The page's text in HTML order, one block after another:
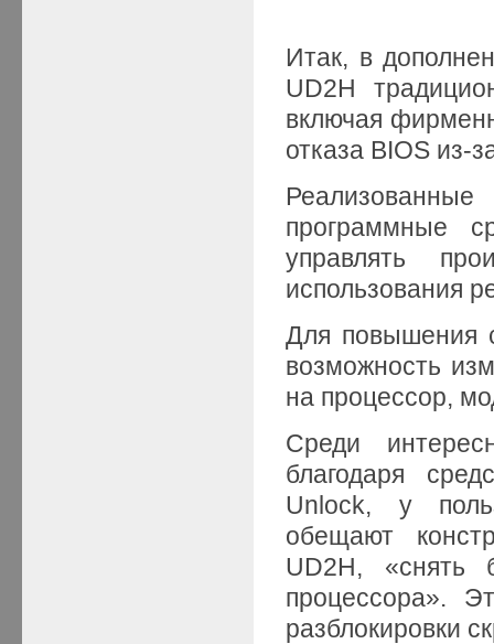
Итак, в
UD2H
включая
отказа BIOS из-
программные
управлять
использования
Для повышения
возможность
на процессор,
Среди
благодаря
Unlock, у
обещают
UD2H, «снять
процессора».
разблокировки